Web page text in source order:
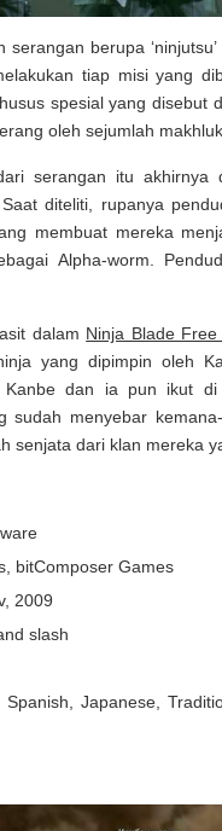
serangan berupa
tiap misi yang
spesial yang disebut
oleh sejumlah
serangan itu akhirnya
diteliti, rupanya
membuat mereka
Alpha-worm.
dalam Ninja Blade Free
yang dipimpin oleh
dan ia pun ikut
sudah menyebar
senjata dari klan mereka
bitComposer Games
2009
slash
Spanish, Japanese,